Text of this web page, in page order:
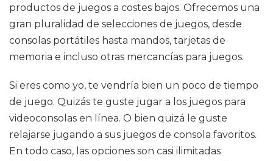
productos de juegos a costes bajos. Ofrecemos una
gran pluralidad de selecciones de juegos, desde
consolas portátiles hasta mandos, tarjetas de
memoria e incluso otras mercancías para juegos.
Si eres como yo, te vendría bien un poco de tiempo
de juego. Quizás te guste jugar a los juegos para
videoconsolas en línea. O bien quizá le guste
relajarse jugando a sus juegos de consola favoritos.
En todo caso, las opciones son casi ilimitadas